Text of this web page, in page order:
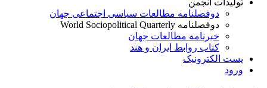
تولیدات انجمن
دوفصلنامه مطالعات سیاسی اجتماعی جهان
دوفصلنامه World Sociopolitical Quarterly
خبرنامه مطالعات جهان
کتاب روابط ایران و هند
پست الکترونیک
ورود